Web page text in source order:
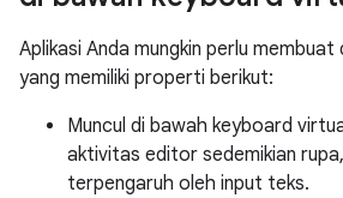
Aplikasi Anda mungkin perlu
yang memiliki properti berikut:
Muncul di bawah keyboard
aktivitas editor sedemikian
terpengaruh oleh input teks.